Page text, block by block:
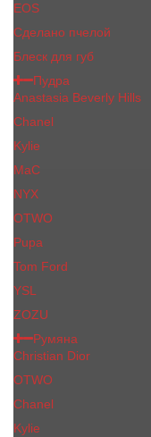
EOS
Сделано пчелой
Блеск для губ
Пудра
Anastasia Beverly Hills
Chanel
Kylie
MaC
NYX
OTWO
Pupa
Tom Ford
YSL
ZOZU
Румяна
Christian Dior
OTWO
Сhanеl
Kylie